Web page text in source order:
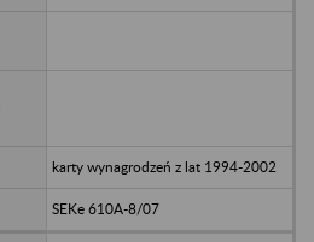
karty wynagrodzeń z lat 1994-2002
SEKe 610A-8/07